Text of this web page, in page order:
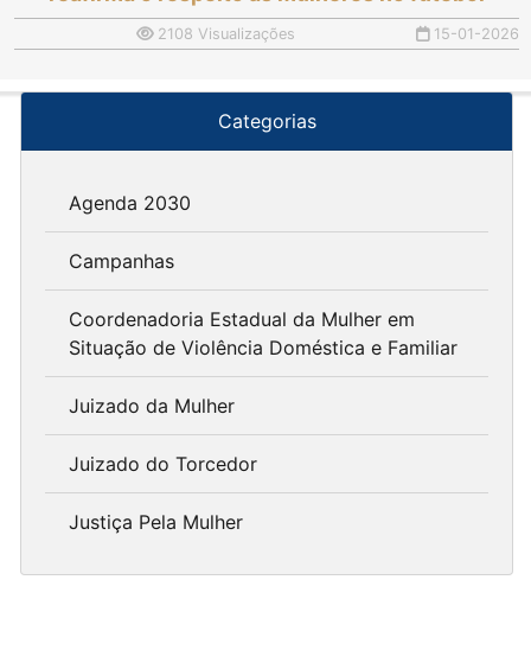
2108 Visualizações 15-01-2026
Categorias
Agenda 2030
Campanhas
Coordenadoria Estadual da Mulher em
Situação de Violência Doméstica e Familiar
Juizado da Mulher
Juizado do Torcedor
Justiça Pela Mulher